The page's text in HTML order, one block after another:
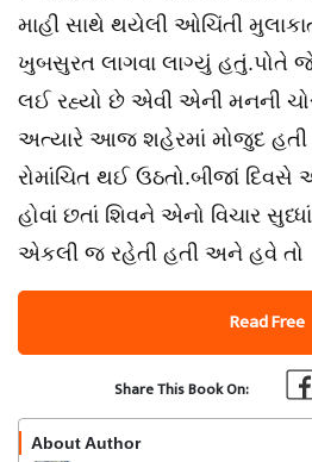
માહી સાથે થયેલી ઓચિંતી
ખુબસુરત લાગવા લાગ્યું હતું.પોતે
લઈ રહ્યો છે એવી એની મનની
અત્યારે આજ શહેરમાં મોજુદ હતી
રોમાંચિત થઈ ઉઠતો.બીજાં દિવસે
હોવાં છતાં શિવને એનો વિચાર
એકલી જ રહેતી હતી અને હવે તો
Read Free
Share This Book On:
About Author